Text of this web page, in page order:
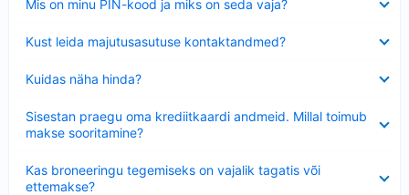
Mis on minu PIN-kood ja miks on seda vaja?
Kust leida majutusasutuse kontaktandmed?
Kuidas näha hinda?
Sisestan praegu oma krediitkaardi andmeid. Millal toimub
makse sooritamine?
Kas broneeringu tegemiseks on vajalik tagatis või
ettemakse?